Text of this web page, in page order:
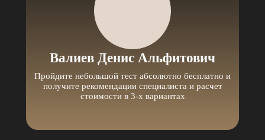
Пройдите небольшой тест абсолютно бесплатно и
получите рекомендации специалиста и расчет
стоимости в 3-х вариантах
Валиев Денис Альфитович